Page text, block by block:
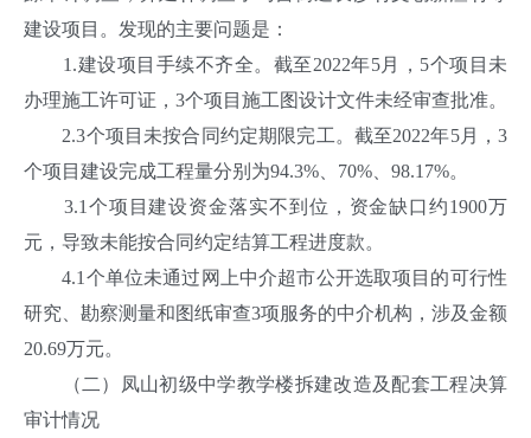
建设项目。发现的主要问题是：
1.建设项目手续不齐全。截至2022年5月，5个项目未
办理施工许可证，3个项目施工图设计文件未经审查批准。
2.3个项目未按合同约定期限完工。截至2022年5月，3
个项目建设完成工程量分别为94.3%、70%、98.17%。
3.1个项目建设资金落实不到位，资金缺口约1900万
元，导致未能按合同约定结算工程进度款。
4.1个单位未通过网上中介超市公开选取项目的可行性
研究、勘察测量和图纸审查3项服务的中介机构，涉及金额
20.69万元。
（二）凤山初级中学教学楼拆建改造及配套工程决算
审计情况